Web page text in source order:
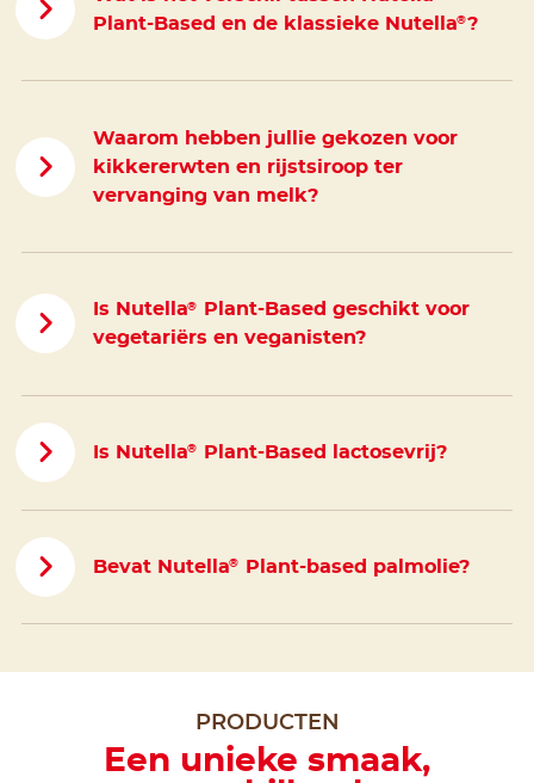
Plant-Based en de klassieke Nutella®?
Waarom hebben jullie gekozen voor
kikkererwten en rijstsiroop ter
vervanging van melk?
Is Nutella®
Plant-Based geschikt voor
vegetariërs en veganisten?
Is Nutella® Plant-Based lactosevrij?
Bevat Nutella® Plant-based palmolie?
PRODUCTEN
Een unieke smaak,